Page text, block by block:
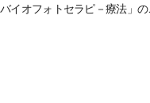
バイオフォトセラピ－療法」